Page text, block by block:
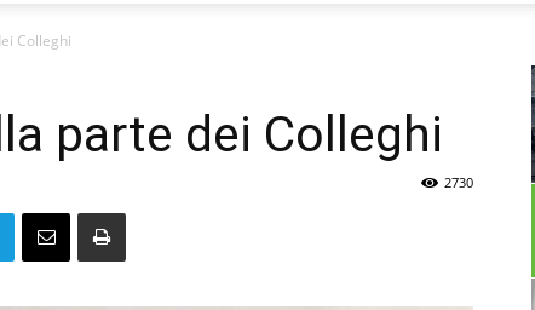
Colleghi
parte dei Colleghi
2730